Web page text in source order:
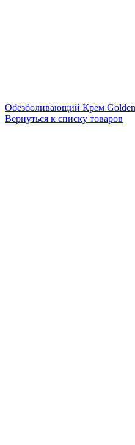
Обезболивающий Крем
Вернуться к списку товаров